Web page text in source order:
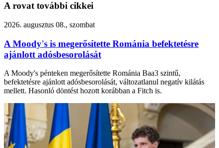
A rovat további cikkei
2026. augusztus 08., szombat
A Moody's is megerősítette Románia befektetésre
ajánlott adósbesorolását
A Moody's pénteken megerősítette Románia Baa3 szintű,
befektetésre ajánlott adósbesorolását, változatlanul negatív kilátás
mellett. Hasonló döntést hozott korábban a Fitch is.